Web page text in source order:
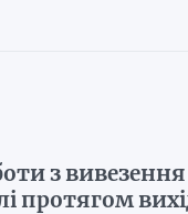
з
протягом